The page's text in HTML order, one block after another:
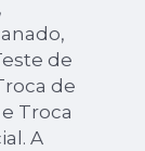
de
de
Troca
A